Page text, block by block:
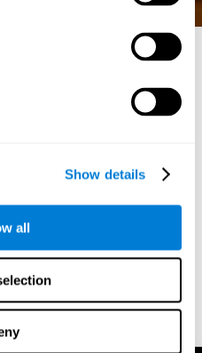
Show details
all
게임: 인지
극하면서
CogniFit은 엔터테인먼트
자로서 두각을 나타냅니다.
과학이 만나는 CogniFit의